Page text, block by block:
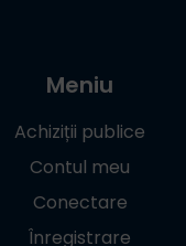
Meniu
Achiziții publice
Contul meu
Conectare
Înregistrare